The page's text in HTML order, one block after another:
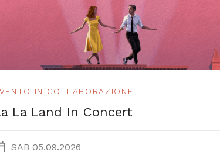
IN COLLABORAZIONE
La Land In Concert
SAB 05.09.2026